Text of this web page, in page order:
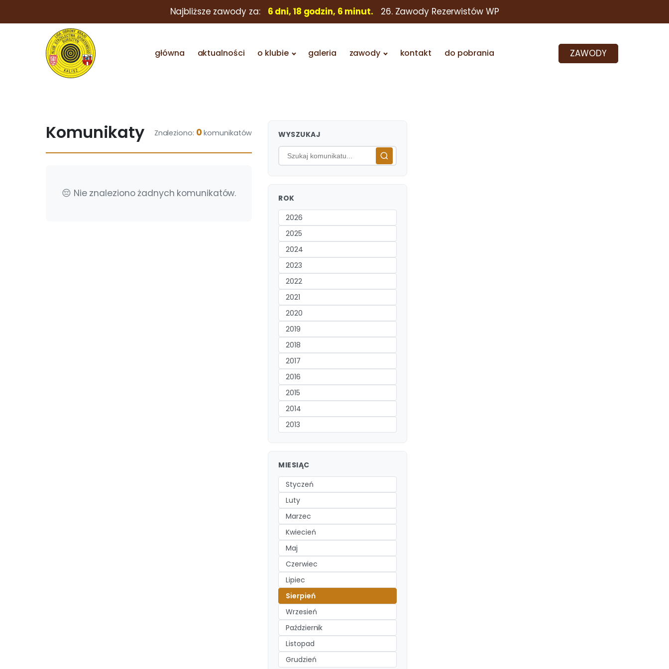
Najbliższe zawody za: 6 dni, 18 godzin, 6 minut. 26. Zawody Rezerwistów WP
główna aktualności o klubie galeria zawody kontakt do pobrania ZAWODY
WYSZUKAJ
ROK
2026
2025
2024
2023
2022
2021
2020
2019
2018
2017
2016
2015
2014
2013
MIESIĄC
Styczeń
Luty
Marzec
Kwiecień
Maj
Czerwiec
Lipiec
Sierpień
Wrzesień
Październik
Listopad
Grudzień
Komunikaty Znaleziono: 0 komunikatów
😔 Nie znaleziono żadnych komunikatów.